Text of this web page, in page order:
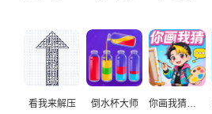
看我来解压 倒水杯大师